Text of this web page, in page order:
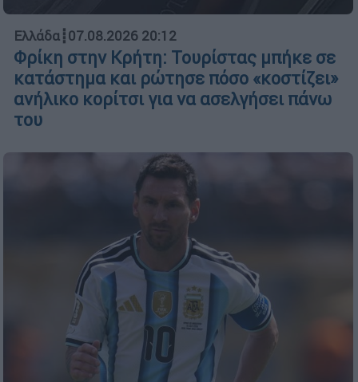
Ελλάδα┋07.08.2026 20:12
Φρίκη στην Κρήτη: Τουρίστας μπήκε σε
κατάστημα και ρώτησε πόσο «κοστίζει»
ανήλικο κορίτσι για να ασελγήσει πάνω
του